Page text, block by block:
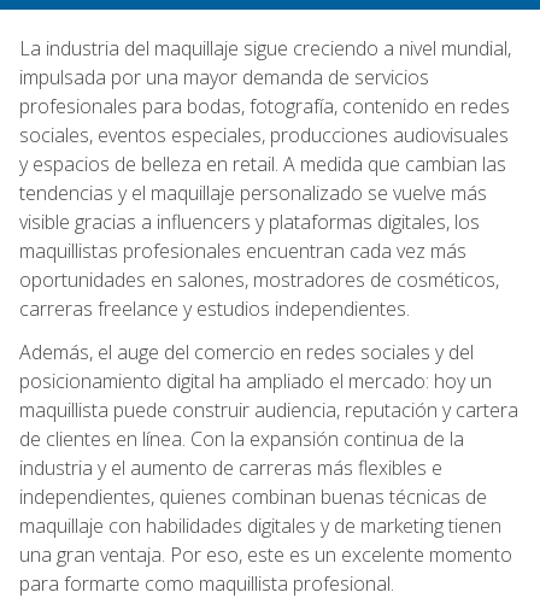
La industria del maquillaje sigue creciendo a nivel mundial,
impulsada por una mayor demanda de servicios
profesionales para bodas, fotografía, contenido en redes
sociales, eventos especiales, producciones audiovisuales
y espacios de belleza en retail. A medida que cambian las
tendencias y el maquillaje personalizado se vuelve más
visible gracias a influencers y plataformas digitales, los
maquillistas profesionales encuentran cada vez más
oportunidades en salones, mostradores de cosméticos,
carreras freelance y estudios independientes.
Además, el auge del comercio en redes sociales y del
posicionamiento digital ha ampliado el mercado: hoy un
maquillista puede construir audiencia, reputación y cartera
de clientes en línea. Con la expansión continua de la
industria y el aumento de carreras más flexibles e
independientes, quienes combinan buenas técnicas de
maquillaje con habilidades digitales y de marketing tienen
una gran ventaja. Por eso, este es un excelente momento
para formarte como maquillista profesional.